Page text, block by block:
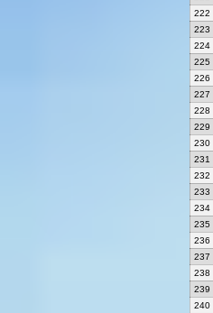
222
223
224
225
226
227
228
229
230
231
232
233
234
235
236
237
238
239
240